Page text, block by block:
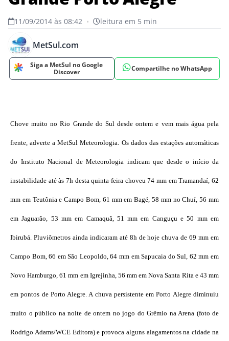
11/09/2014 às 08:42 • leitura em 5 min
MetSul.com
Siga a MetSul no Google
Discover
Compartilhe no WhatsApp
Chove muito no Rio Grande do Sul desde ontem e vem mais água pela
frente, adverte a MetSul Meteorologia. Os dados das estações automáticas
do Instituto Nacional de Meteorologia indicam que desde o início da
instabilidade até às 7h desta quinta-feira choveu 74 mm em Tramandaí, 62
mm em Teutônia e Campo Bom, 61 mm em Bagé, 58 mm no Chuí, 56 mm
em Jaguarão, 53 mm em Camaquã, 51 mm em Canguçu e 50 mm em
Ibirubá. Pluviômetros ainda indicaram até 8h de hoje chuva de 69 mm em
Campo Bom, 66 em São Leopoldo, 64 mm em Sapucaia do Sul, 62 mm em
Novo Hamburgo, 61 mm em Igrejinha, 56 mm em Nova Santa Rita e 43 mm
em pontos de Porto Alegre. A chuva persistente em Porto Alegre diminuiu
muito o público na noite de ontem no jogo do Grêmio na Arena (foto de
Rodrigo Adams/WCE Editora) e provoca alguns alagamentos na cidade na